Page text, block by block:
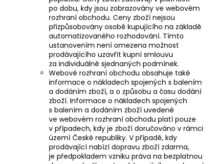
po dobu, kdy jsou zobrazovány ve webovém
rozhraní obchodu. Ceny zboží nejsou
přizpůsobovány osobě kupujícího na základě
automatizovaného rozhodování. Tímto
ustanovením není omezena možnost
prodávajícího uzavřít kupní smlouvu
za individuálně sjednaných podmínek.
Webové rozhraní obchodu obsahuje také
informace o nákladech spojených s balením
a dodáním zboží, a o způsobu a času dodání
zboží. Informace o nákladech spojených
s balením a dodáním zboží uvedené
ve webovém rozhraní obchodu platí pouze
v případech, kdy je zboží doručováno v rámci
území České republiky. V případě, kdy
prodávající nabízí dopravu zboží zdarma,
je předpokladem vzniku práva na bezplatnou